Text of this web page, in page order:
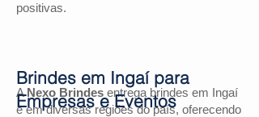
positivas.
ANexo Brindes entrega brindes em Ingaí
e em diversas regiões do país, oferecendo
Brindes em Ingaí para
Empresas e Eventos